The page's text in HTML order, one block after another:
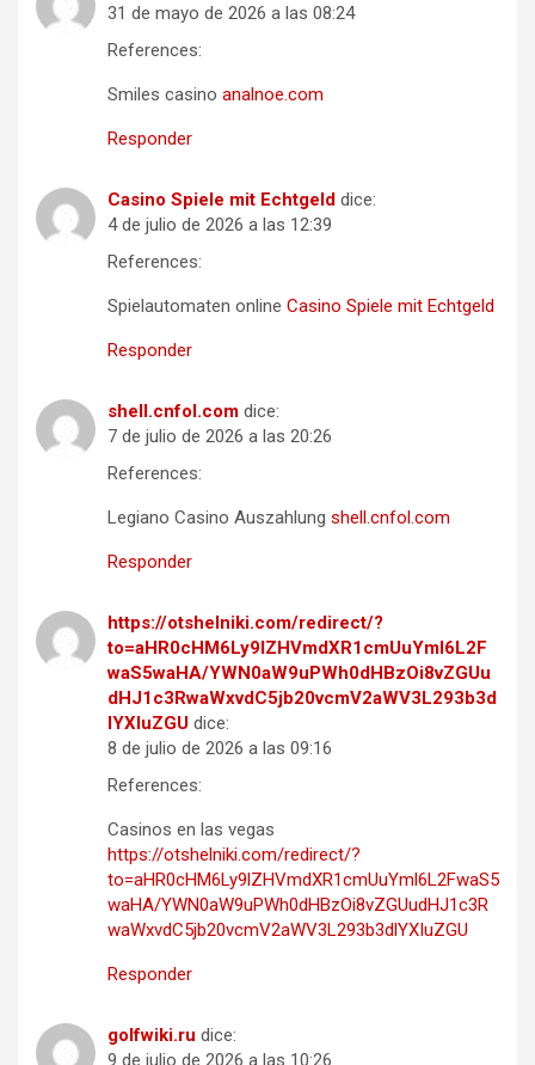
31 de mayo de 2026 a las 08:24
References:
Smiles casino analnoe.com
Responder
Casino Spiele mit Echtgeld dice:
4 de julio de 2026 a las 12:39
References:
Spielautomaten online Casino Spiele mit Echtgeld
Responder
shell.cnfol.com dice:
7 de julio de 2026 a las 20:26
References:
Legiano Casino Auszahlung shell.cnfol.com
Responder
https://otshelniki.com/redirect/?
to=aHR0cHM6Ly9lZHVmdXR1cmUuYml6L2F
waS5waHA/YWN0aW9uPWh0dHBzOi8vZGUu
dHJ1c3RwaWxvdC5jb20vcmV2aWV3L293b3d
lYXIuZGU dice:
8 de julio de 2026 a las 09:16
References:
Casinos en las vegas
https://otshelniki.com/redirect/?
to=aHR0cHM6Ly9lZHVmdXR1cmUuYml6L2FwaS5
waHA/YWN0aW9uPWh0dHBzOi8vZGUudHJ1c3R
waWxvdC5jb20vcmV2aWV3L293b3dlYXIuZGU
Responder
golfwiki.ru dice:
9 de julio de 2026 a las 10:26